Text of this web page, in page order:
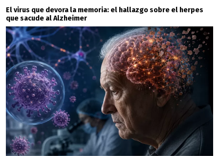
El virus que devora la memoria: el hallazgo sobre el herpes
que sacude al Alzheimer